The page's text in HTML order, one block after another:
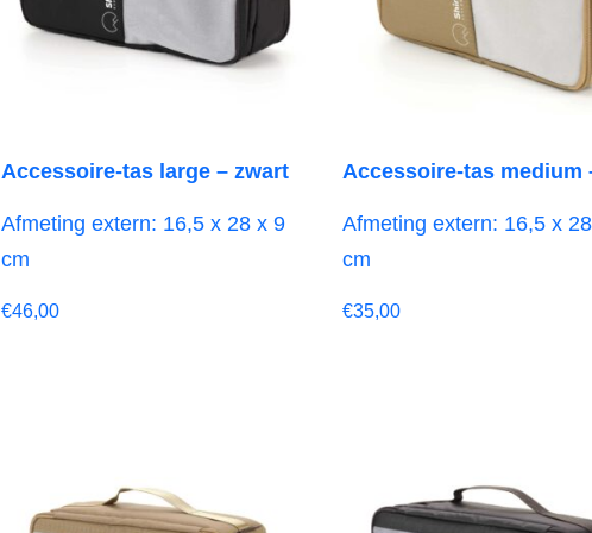
Accessoire-tas large – zwart
Afmeting extern: 16,5 x 28 x 9
cm
€46,00
Accessoire-tas medium
Afmeting extern: 16,5 x
cm
€35,00